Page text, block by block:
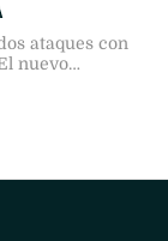
ataques con
nuevo